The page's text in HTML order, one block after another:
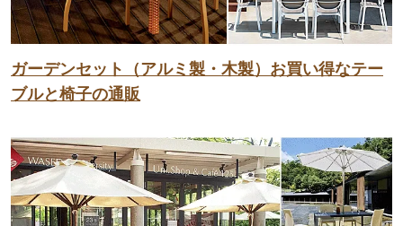
ガーデンセット（アルミ製・木製）お買い得なテー
ブルと椅子の通販